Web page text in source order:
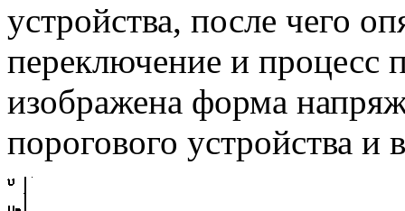
устройства, после чего
переключение и процесс
изображена форма
порогового устройства и